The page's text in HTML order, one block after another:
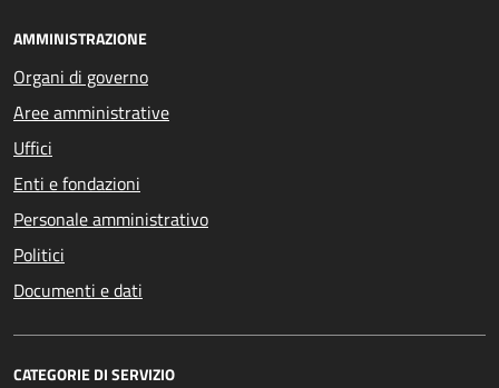
AMMINISTRAZIONE
Organi di governo
Aree amministrative
Uffici
Enti e fondazioni
Personale amministrativo
Politici
Documenti e dati
CATEGORIE DI SERVIZIO